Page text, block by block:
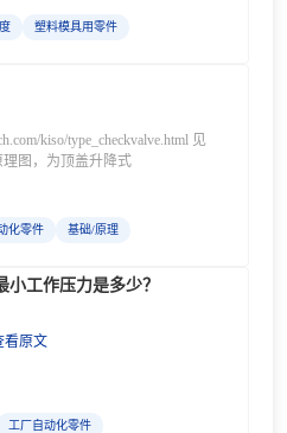
塑料模具用零件
kiso/type_checkvalve.html 见
图，为顶盖升降式
化零件 基础/原理
工作压力是多少？
看原文
工厂自动化零件